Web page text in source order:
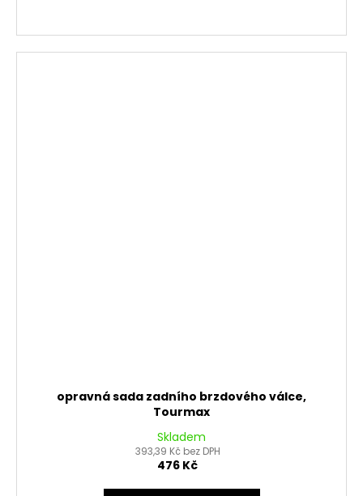
opravná sada zadního brzdového válce,
Tourmax
Skladem
393,39 Kč bez DPH
476 Kč